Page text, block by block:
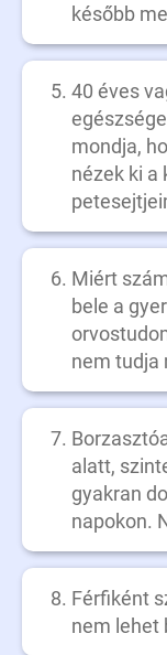
később
40 éves
mondja,
nézek ki a
Miért
bele a
nem tudja
alatt,
gyakran
napokon.
Férfiként
nem lehet